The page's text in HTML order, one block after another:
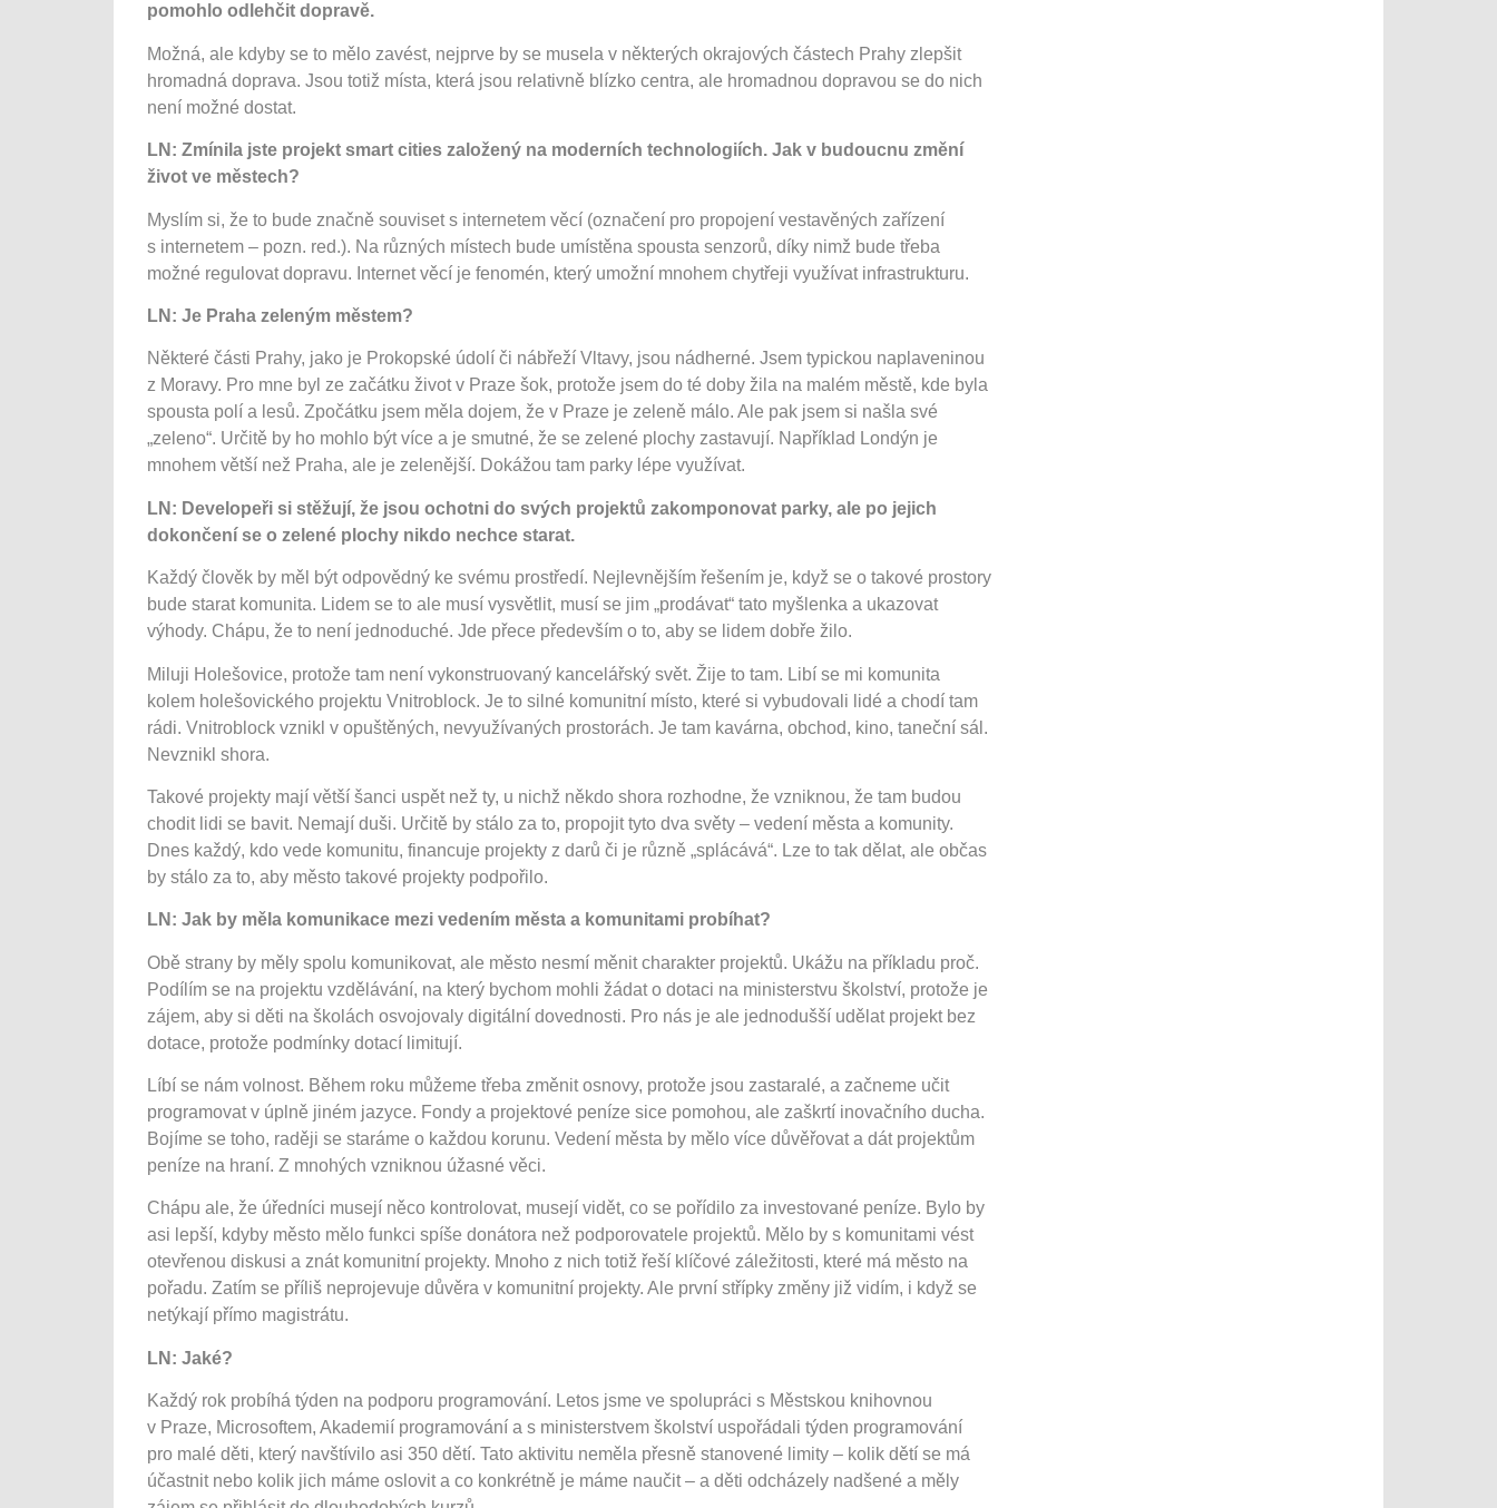
pomohlo odlehčit dopravě.
Možná, ale kdyby se to mělo zavést, nejprve by se musela v některých okrajových částech Prahy zlepšit
hromadná doprava. Jsou totiž místa, která jsou relativně blízko centra, ale hromadnou dopravou se do nich
není možné dostat.
LN: Zmínila jste projekt smart cities založený na moderních technologiích. Jak v budoucnu změní
život ve městech?
Myslím si, že to bude značně souviset s internetem věcí (označení pro propojení vestavěných zařízení
s internetem – pozn. red.). Na různých místech bude umístěna spousta senzorů, díky nimž bude třeba
možné regulovat dopravu. Internet věcí je fenomén, který umožní mnohem chytřeji využívat infrastrukturu.
LN: Je Praha zeleným městem?
Některé části Prahy, jako je Prokopské údolí či nábřeží Vltavy, jsou nádherné. Jsem typickou naplaveninou
z Moravy. Pro mne byl ze začátku život v Praze šok, protože jsem do té doby žila na malém městě, kde byla
spousta polí a lesů. Zpočátku jsem měla dojem, že v Praze je zeleně málo. Ale pak jsem si našla své
„zeleno“. Určitě by ho mohlo být více a je smutné, že se zelené plochy zastavují. Například Londýn je
mnohem větší než Praha, ale je zelenější. Dokážou tam parky lépe využívat.
LN: Developeři si stěžují, že jsou ochotni do svých projektů zakomponovat parky, ale po jejich
dokončení se o zelené plochy nikdo nechce starat.
Každý člověk by měl být odpovědný ke svému prostředí. Nejlevnějším řešením je, když se o takové prostory
bude starat komunita. Lidem se to ale musí vysvětlit, musí se jim „prodávat“ tato myšlenka a ukazovat
výhody. Chápu, že to není jednoduché. Jde přece především o to, aby se lidem dobře žilo.
Miluji Holešovice, protože tam není vykonstruovaný kancelářský svět. Žije to tam. Libí se mi komunita
kolem holešovického projektu Vnitroblock. Je to silné komunitní místo, které si vybudovali lidé a chodí tam
rádi. Vnitroblock vznikl v opuštěných, nevyužívaných prostorách. Je tam kavárna, obchod, kino, taneční sál.
Nevznikl shora.
Takové projekty mají větší šanci uspět než ty, u nichž někdo shora rozhodne, že vzniknou, že tam budou
chodit lidi se bavit. Nemají duši. Určitě by stálo za to, propojit tyto dva světy – vedení města a komunity.
Dnes každý, kdo vede komunitu, financuje projekty z darů či je různě „splácává“. Lze to tak dělat, ale občas
by stálo za to, aby město takové projekty podpořilo.
LN: Jak by měla komunikace mezi vedením města a komunitami probíhat?
Obě strany by měly spolu komunikovat, ale město nesmí měnit charakter projektů. Ukážu na příkladu proč.
Podílím se na projektu vzdělávání, na který bychom mohli žádat o dotaci na ministerstvu školství, protože je
zájem, aby si děti na školách osvojovaly digitální dovednosti. Pro nás je ale jednodušší udělat projekt bez
dotace, protože podmínky dotací limitují.
Líbí se nám volnost. Během roku můžeme třeba změnit osnovy, protože jsou zastaralé, a začneme učit
programovat v úplně jiném jazyce. Fondy a projektové peníze sice pomohou, ale zaškrtí inovačního ducha.
Bojíme se toho, raději se staráme o každou korunu. Vedení města by mělo více důvěřovat a dát projektům
peníze na hraní. Z mnohých vzniknou úžasné věci.
Chápu ale, že úředníci musejí něco kontrolovat, musejí vidět, co se pořídilo za investované peníze. Bylo by
asi lepší, kdyby město mělo funkci spíše donátora než podporovatele projektů. Mělo by s komunitami vést
otevřenou diskusi a znát komunitní projekty. Mnoho z nich totiž řeší klíčové záležitosti, které má město na
pořadu. Zatím se příliš neprojevuje důvěra v komunitní projekty. Ale první střípky změny již vidím, i když se
netýkají přímo magistrátu.
LN: Jaké?
Každý rok probíhá týden na podporu programování. Letos jsme ve spolupráci s Městskou knihovnou
v Praze, Microsoftem, Akademií programování a s ministerstvem školství uspořádali týden programování
pro malé děti, který navštívilo asi 350 dětí. Tato aktivitu neměla přesně stanovené limity – kolik dětí se má
účastnit nebo kolik jich máme oslovit a co konkrétně je máme naučit – a děti odcházely nadšené a měly